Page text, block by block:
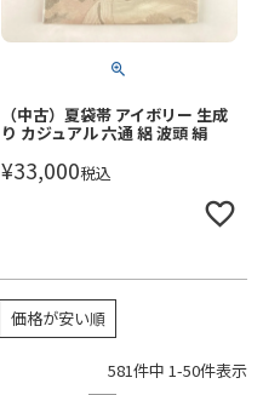
（中古）夏袋帯 アイボリー 生成
り カジュアル 六通 絽 波頭 絹
¥33,000税込
価格が安い順
581件中 1-50件表示